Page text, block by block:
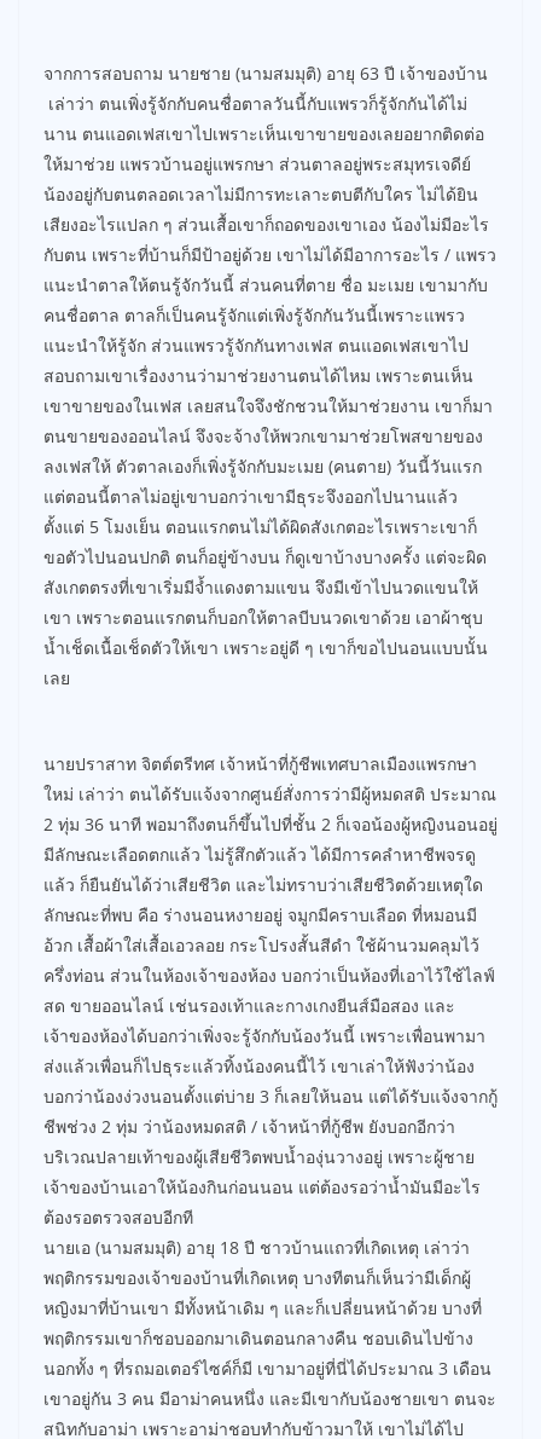
จากการสอบถาม นายชาย (นามสมมุติ) อายุ 63 ปี เจ้าของบ้าน
เล่าว่า ตนเพิ่งรู้จักกับคนชื่อตาลวันนี้กับแพรวก็รู้จักกันได้ไม่
นาน ตนแอดเฟสเขาไปเพราะเห็นเขาขายของเลยอยากติดต่อ
ให้มาช่วย แพรวบ้านอยู่แพรกษา ส่วนตาลอยู่พระสมุทรเจดีย์
น้องอยู่กับตนตลอดเวลาไม่มีการทะเลาะตบตีกับใคร ไม่ได้ยิน
เสียงอะไรแปลก ๆ ส่วนเสื้อเขาก็ถอดของเขาเอง น้องไม่มีอะไร
กับตน เพราะที่บ้านก็มีป้าอยู่ด้วย เขาไม่ได้มีอาการอะไร / แพรว
แนะนำตาลให้ตนรู้จักวันนี้ ส่วนคนที่ตาย ชื่อ มะเมย เขามากับ
คนชื่อตาล ตาลก็เป็นคนรู้จักแต่เพิ่งรู้จักกันวันนี้เพราะแพรว
แนะนำให้รู้จัก ส่วนแพรวรู้จักกันทางเฟส ตนแอดเฟสเขาไป
สอบถามเขาเรื่องงานว่ามาช่วยงานตนได้ไหม เพราะตนเห็น
เขาขายของในเฟส เลยสนใจจึงชักชวนให้มาช่วยงาน เขาก็มา
ตนขายของออนไลน์ จึงจะจ้างให้พวกเขามาช่วยโพสขายของ
ลงเฟสให้ ตัวตาลเองก็เพิ่งรู้จักกับมะเมย (คนตาย) วันนี้วันแรก
แต่ตอนนี้ตาลไม่อยู่เขาบอกว่าเขามีธุระจึงออกไปนานแล้ว
ตั้งแต่ 5 โมงเย็น ตอนแรกตนไม่ได้ผิดสังเกตอะไรเพราะเขาก็
ขอตัวไปนอนปกติ ตนก็อยู่ข้างบน ก็ดูเขาบ้างบางครั้ง แต่จะผิด
สังเกตตรงที่เขาเริ่มมีจ้ำแดงตามแขน จึงมีเข้าไปนวดแขนให้
เขา เพราะตอนแรกตนก็บอกให้ตาลบีบนวดเขาด้วย เอาผ้าชุบ
น้ำเช็ดเนื้อเช็ดตัวให้เขา เพราะอยู่ดี ๆ เขาก็ขอไปนอนแบบนั้น
เลย
นายปราสาท จิตต์ตรีทศ เจ้าหน้าที่กู้ชีพเทศบาลเมืองแพรกษา
ใหม่ เล่าว่า ตนได้รับแจ้งจากศูนย์สั่งการว่ามีผู้หมดสติ ประมาณ
2 ทุ่ม 36 นาที พอมาถึงตนก็ขึ้นไปที่ชั้น 2 ก็เจอน้องผู้หญิงนอนอยู่
มีลักษณะเลือดตกแล้ว ไม่รู้สึกตัวแล้ว ได้มีการคลำหาชีพจรดู
แล้ว ก็ยืนยันได้ว่าเสียชีวิต และไม่ทราบว่าเสียชีวิตด้วยเหตุใด
ลักษณะที่พบ คือ ร่างนอนหงายอยู่ จมูกมีคราบเลือด ที่หมอนมี
อ้วก เสื้อผ้าใส่เสื้อเอวลอย กระโปรงสั้นสีดำ ใช้ผ้านวมคลุมไว้
ครึ่งท่อน ส่วนในห้องเจ้าของห้อง บอกว่าเป็นห้องที่เอาไว้ใช้ไลฟ์
สด ขายออนไลน์ เช่นรองเท้าและกางเกงยีนส์มือสอง และ
เจ้าของห้องได้บอกว่าเพิ่งจะรู้จักกับน้องวันนี้ เพราะเพื่อนพามา
ส่งแล้วเพื่อนก็ไปธุระแล้วทิ้งน้องคนนี้ไว้ เขาเล่าให้ฟังว่าน้อง
บอกว่าน้องง่วงนอนตั้งแต่บ่าย 3 ก็เลยให้นอน แต่ได้รับแจ้งจากกู้
ชีพช่วง 2 ทุ่ม ว่าน้องหมดสติ / เจ้าหน้าที่กู้ชีพ ยังบอกอีกว่า
บริเวณปลายเท้าของผู้เสียชีวิตพบน้ำองุ่นวางอยู่ เพราะผู้ชาย
เจ้าของบ้านเอาให้น้องกินก่อนนอน แต่ต้องรอว่าน้ำมันมีอะไร
ต้องรอตรวจสอบอีกที
นายเอ (นามสมมุติ) อายุ 18 ปี ชาวบ้านแถวที่เกิดเหตุ เล่าว่า
พฤติกรรมของเจ้าของบ้านที่เกิดเหตุ บางทีตนก็เห็นว่ามีเด็กผู้
หญิงมาที่บ้านเขา มีทั้งหน้าเดิม ๆ และก็เปลี่ยนหน้าด้วย บางที่
พฤติกรรมเขาก็ชอบออกมาเดินตอนกลางคืน ชอบเดินไปข้าง
นอกทั้ง ๆ ที่รถมอเตอร์ไซค์ก็มี เขามาอยู่ที่นี่ได้ประมาณ 3 เดือน
เขาอยู่กัน 3 คน มีอาม่าคนหนึ่ง และมีเขากับน้องชายเขา ตนจะ
สนิทกับอาม่า เพราะอาม่าชอบทำกับข้าวมาให้ เขาไม่ได้ไป